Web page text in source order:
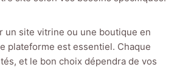
un site vitrine ou une boutique en
plateforme est essentiel. Chaque
et le bon choix dépendra de vos